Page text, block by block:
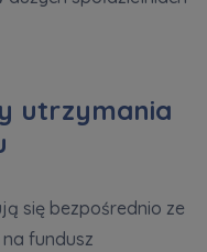
utrzymania
się bezpośrednio ze
fundusz